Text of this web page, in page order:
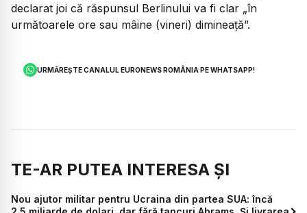
declarat joi că răspunsul Berlinului va fi clar „în
următoarele ore sau mâine (vineri) dimineaţă”.
URMĂREȘTE CANALUL EURONEWS ROMÂNIA PE WHATSAPP!
TE-AR PUTEA INTERESA ȘI
Nou ajutor militar pentru Ucraina din partea SUA: încă